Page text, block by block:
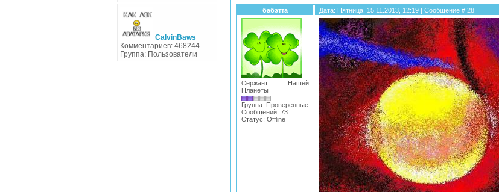
CalvinBaws
Комментариев: 468244
Группа: Пользователи
бабэтта Дата: Пятница, 15.11.2013, 12:19 | Сообщение # 28
Сержант Нашей
Планеты
Группа: Проверенные
Сообщений: 73
Статус: Offline